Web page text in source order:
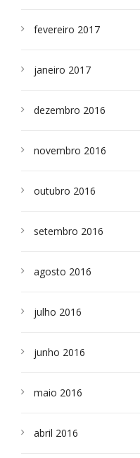
fevereiro 2017
janeiro 2017
dezembro 2016
novembro 2016
outubro 2016
setembro 2016
agosto 2016
julho 2016
junho 2016
maio 2016
abril 2016